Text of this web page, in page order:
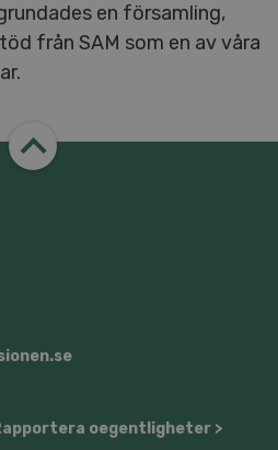
en för­sam­ling,
från SAM som en av våra
oe­gent­lig­he­ter >